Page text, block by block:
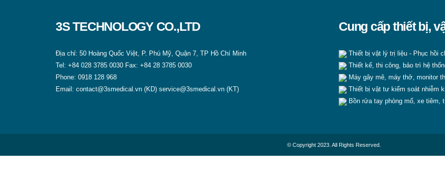
3S TECHNOLOGY CO.,LTD
Địa chỉ: 50 Hoàng Quốc Việt, P. Phú Mỹ, Quận 7, TP Hồ Chí Minh
Tel: +84 028 3785 0030 Fax: +84 28 3785 0030
Phone: 0918 128 968
Email: contact@3smedical.vn (KD) service@3smedical.vn (KT)
Cung cấp thiết bị,
Thiết bị vật lý trị liệu - Phục hồi
Thiết kế, thi công, bảo trì hệ
Máy gây mê, máy thở, monitor
Thiết bị vật tư kiểm soát nhiễm
Bồn rửa tay phòng mổ, xe tiêm,
© Copyright 2023. All Rights Reserved.